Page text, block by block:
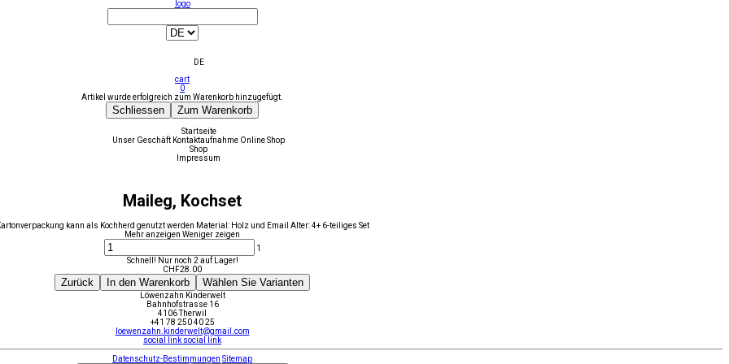
logo
DE
cart
0
Artikel wurde erfolgreich zum Warenkorb hinzugefügt.
Schliessen Zum Warenkorb
Startseite
Unser Geschäft Kontaktaufnahme Online Shop
Shop
Impressum
Maileg, Kochset
kann als Kochherd genutzt werden Material: Holz und Email Alter: 4+ 6-teiliges Set
Mehr anzeigen Weniger zeigen
1
Schnell! Nur noch 2 auf Lager!
CHF28.00
Zurück In den Warenkorb Wählen Sie Varianten
Löwenzahn Kinderwelt
Bahnhofstrasse 16
4106 Therwil
+41 78 250 40 25
loewenzahn.kinderwelt@gmail.com
social link social link
Datenschutz-Bestimmungen Sitemap